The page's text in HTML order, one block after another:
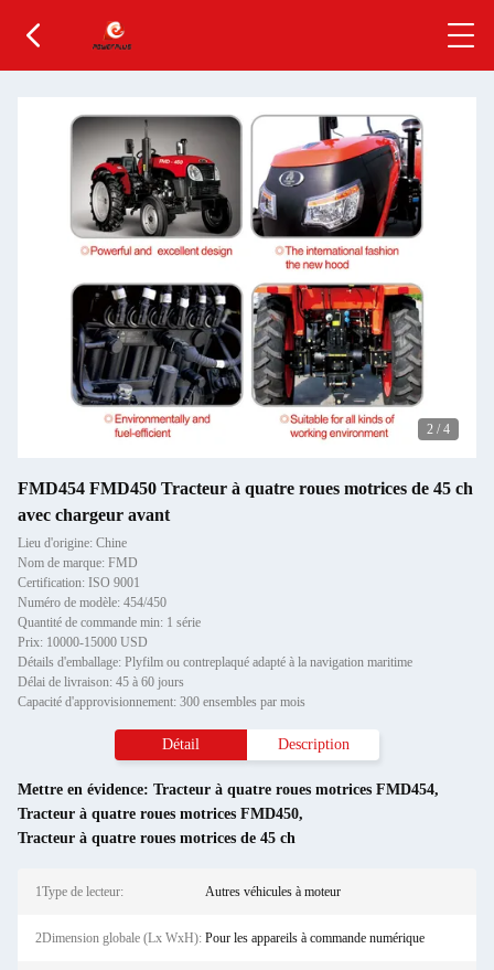
2 / 4
FMD454 FMD450 Tracteur à quatre roues motrices de 45 ch
avec chargeur avant
Lieu d'origine: Chine
Nom de marque: FMD
Certification: ISO 9001
Numéro de modèle: 454/450
Quantité de commande min: 1 série
Prix: 10000-15000 USD
Détails d'emballage: Plyfilm ou contreplaqué adapté à la navigation maritime
Délai de livraison: 45 à 60 jours
Capacité d'approvisionnement: 300 ensembles par mois
Détail Description
Mettre en évidence: Tracteur à quatre roues motrices FMD454,
Tracteur à quatre roues motrices FMD450,
Tracteur à quatre roues motrices de 45 ch
1Type de lecteur: Autres véhicules à moteur
2Dimension globale (Lx WxH): Pour les appareils à commande numérique